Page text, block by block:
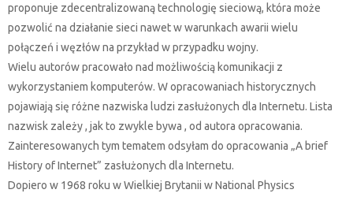
proponuje zdecentralizowaną technologię sieciową, która może
pozwolić na działanie sieci nawet w warunkach awarii wielu
połączeń i węzłów na przykład w przypadku wojny.
Wielu autorów pracowało nad możliwością komunikacji z
wykorzystaniem komputerów. W opracowaniach historycznych
pojawiają się różne nazwiska ludzi zasłużonych dla Internetu. Lista
nazwisk zależy , jak to zwykle bywa , od autora opracowania.
Zainteresowanych tym tematem odsyłam do opracowania „A brief
History of Internet” zasłużonych dla Internetu.
Dopiero w 1968 roku w Wielkiej Brytanii w National Physics